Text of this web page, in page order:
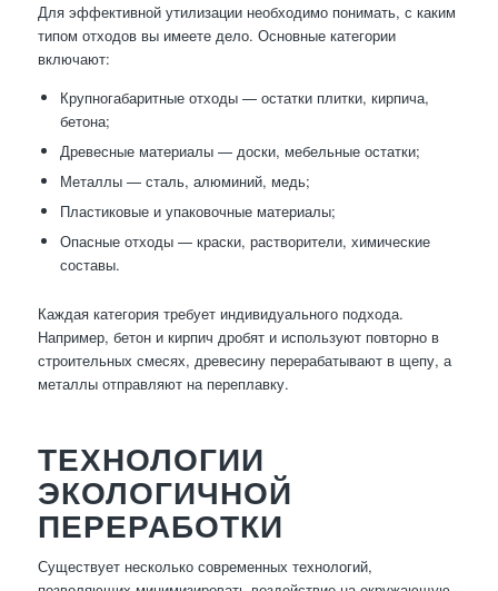
Для эффективной утилизации необходимо понимать, с каким
типом отходов вы имеете дело. Основные категории
включают:
Крупногабаритные отходы — остатки плитки, кирпича,
бетона;
Древесные материалы — доски, мебельные остатки;
Металлы — сталь, алюминий, медь;
Пластиковые и упаковочные материалы;
Опасные отходы — краски, растворители, химические
составы.
Каждая категория требует индивидуального подхода.
Например, бетон и кирпич дробят и используют повторно в
строительных смесях, древесину перерабатывают в щепу, а
металлы отправляют на переплавку.
ТЕХНОЛОГИИ
ЭКОЛОГИЧНОЙ
ПЕРЕРАБОТКИ
Существует несколько современных технологий,